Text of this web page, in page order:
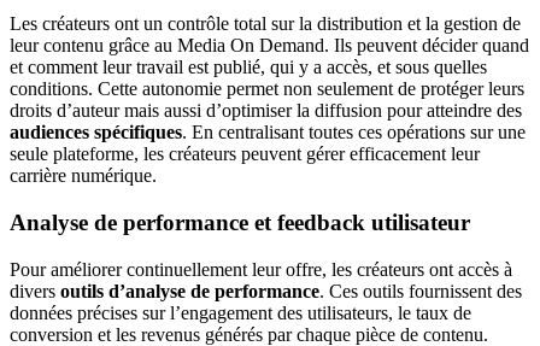
Les créateurs ont un contrôle total sur la distribution et la gestion de
leur contenu grâce au Media On Demand. Ils peuvent décider quand
et comment leur travail est publié, qui y a accès, et sous quelles
conditions. Cette autonomie permet non seulement de protéger leurs
droits d’auteur mais aussi d’optimiser la diffusion pour atteindre des
audiences spécifiques. En centralisant toutes ces opérations sur une
seule plateforme, les créateurs peuvent gérer efficacement leur
carrière numérique.
Analyse de performance et feedback utilisateur
Pour améliorer continuellement leur offre, les créateurs ont accès à
divers outils d’analyse de performance. Ces outils fournissent des
données précises sur l’engagement des utilisateurs, le taux de
conversion et les revenus générés par chaque pièce de contenu.